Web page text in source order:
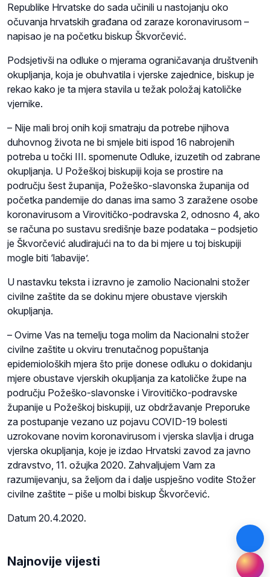
Republike Hrvatske do sada učinili u nastojanju oko
očuvanja hrvatskih građana od zaraze koronavirusom –
napisao je na početku biskup Škvorčević.
Podsjetivši na odluke o mjerama ograničavanja društvenih
okupljanja, koja je obuhvatila i vjerske zajednice, biskup je
rekao kako je ta mjera stavila u težak položaj katoličke
vjernike.
– Nije mali broj onih koji smatraju da potrebe njihova
duhovnog života ne bi smjele biti ispod 16 nabrojenih
potreba u točki III. spomenute Odluke, izuzetih od zabrane
okupljanja. U Požeškoj biskupiji koja se prostire na
području šest županija, Požeško-slavonska županija od
početka pandemije do danas ima samo 3 zaražene osobe
koronavirusom a Virovitičko-podravska 2, odnosno 4, ako
se računa po sustavu središnje baze podataka – podsjetio
je Škvorčević aludirajući na to da bi mjere u toj biskupiji
mogle biti ‘labavije’.
U nastavku teksta i izravno je zamolio Nacionalni stožer
civilne zaštite da se dokinu mjere obustave vjerskih
okupljanja.
– Ovime Vas na temelju toga molim da Nacionalni stožer
civilne zaštite u okviru trenutačnog popuštanja
epidemioloških mjera što prije donese odluku o dokidanju
mjere obustave vjerskih okupljanja za katoličke župe na
području Požeško-slavonske i Virovitičko-podravske
županije u Požeškoj biskupiji, uz obdržavanje Preporuke
za postupanje vezano uz pojavu COVID-19 bolesti
uzrokovane novim koronavirusom i vjerska slavlja i druga
vjerska okupljanja, koje je izdao Hrvatski zavod za javno
zdravstvo, 11. ožujka 2020. Zahvaljujem Vam za
razumijevanju, sa željom da i dalje uspješno vodite Stožer
civilne zaštite – piše u molbi biskup Škvorčević.
Datum 20.4.2020.
Najnovije vijesti